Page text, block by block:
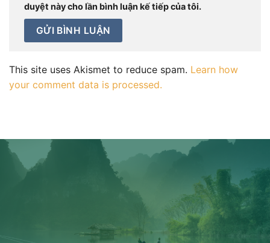
duyệt này cho lần bình luận kế tiếp của tôi.
This site uses Akismet to reduce spam. Learn how
your comment data is processed.